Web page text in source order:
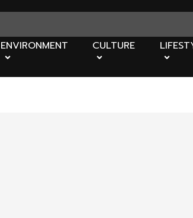
ENVIRONMENT CULTURE